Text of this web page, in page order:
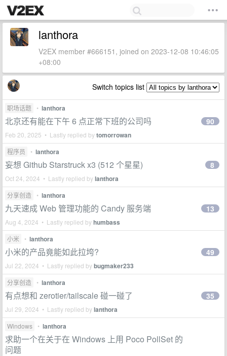
lanthora
V2EX member #666151, joined on 2023-12-08 10:46:05
+08:00
Switch topics list
职场话题 • lanthora
北京还有能在下午 6 点正常下班的公司吗
Feb 20, 2025 • Lastly replied bytomorrowan
90
程序员 • lanthora
妄想 Github Starstruck x3 (512 个星星)
Oct 24, 2024 • Lastly replied bylanthora
8
分享创造 • lanthora
九天速成 Web 管理功能的 Candy 服务端
Aug 4, 2024 • Lastly replied byhumbass
13
小米 • lanthora
小米的产品竟能如此拉垮?
Jul 22, 2024 • Lastly replied bybugmaker233
49
分享创造 • lanthora
有点想和 zerotier/tailscale 碰一碰了
Jul 29, 2024 • Lastly replied bylanthora
35
Windows • lanthora
求助一个在关于在 Windows 上用 Poco PollSet 的
问题